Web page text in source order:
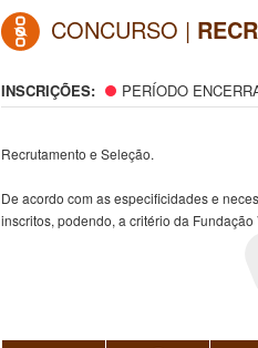
CONCURSO |
INSCRIÇÕES: PERÍODO
Recrutamento e Seleção.
De acordo com as especificidades e
inscritos, podendo, a critério da